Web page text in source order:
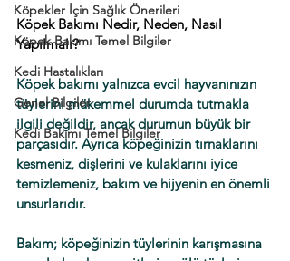
Köpekler İçin Sağlık Önerileri
Köpek Bakımı Temel Bilgiler
Kedi Hastalıkları
Genel Bilgiler
Kedi Bakımı Temel Bilgiler
Köpek Bakımı Nedir, Neden, Nasıl
Yapılmalı?
Köpek bakımı yalnızca evcil hayvanınızın
tüylerini mükemmel durumda tutmakla
ilgili değildir, ancak durumun büyük bir
parçasıdır. Ayrıca köpeğinizin tırnaklarını
kesmeniz, dişlerini ve kulaklarını iyice
temizlemeniz, bakım ve hijyenin en önemli
unsurlarıdır.
Bakım; köpeğinizin tüylerinin karışmasına